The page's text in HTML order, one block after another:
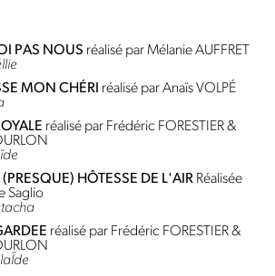
PAS NOUS réalisé par Mélanie AUFFRET
MON CHÉRI réalisé par Anaïs VOLPÉ
réalisé par Frédéric FORESTIER &
HÔTESSE DE L'AIR Réalisée
Saglio
réalisé par Frédéric FORESTIER &